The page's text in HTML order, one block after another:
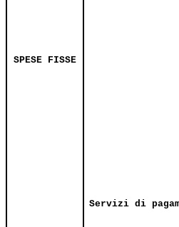
SPESE FISSE
Servizi di